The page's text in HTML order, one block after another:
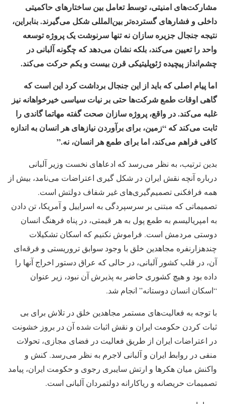
مشارکت‌های امنیتی، توسط تعامل بین ساختارهای حاکمیتی
داخلی و فشارهای گسترده‌تر بین‌المللی شکل می‌گیرند. بنابراین،
نتیجه جنجال جزیره سازان نه تنها سرنوشت یک پروژه توسعه
واحد را تعیین می‌کند، بلکه نشان می‌دهد که چگونه آلبانی در
چشم‌انداز پیچیده ژئوپلیتیکی قرن بیست و یکم حرکت می‌کند.
اما پیام اصلی که باید از این جنجال برداشت کرد این است که
گاهی اوقات طمع شرکت‌ها حتی بر نیات سیاسی خیرخواهانه نیز
غلبه می‌کند. در واقع، پروژه سازان صحت گفته مهاتما گاندی را
ثابت می‌کند که “زمین، برای برآوردن نیازهای هر انسان به اندازه
کافی فراهم می‌کند، اما برای طمع هر انسان، نه.”
بدین ترتیب، به نظر می‌رسد که ادعاهای نخست وزیر آلبانی
درباره آنچه نقش ایران در شکل گیری اعتراضات می‌نامد، بیش از
همه فرافکنی تصمیم‌گیری‌های غیر شفاف دولتش است.
تصمیماتی که مبتنی بر سرسپردگی به اسراییل و آمریکا، تن دادن
به امپریالیسم به طمع پول به هر قیمتی، در پناه فرهنگ انسان
دوستی مردمش است. فراموش نکنیم که اسکان تشکیلات
چندهزارنفره مجاهدین خلق با وجود سوابق تروریستی و فرقه‌ای
آن، در قلب کشور آلبانی، در حالی که عراق دستور اخراج آنها را
داده بود و هیچ کشوری حاضر به پذیرش آن نبود، زیر عنوان
“اسکان انسان دوستانه” انجام شد.
با توجه به فعالیت‌های مستمر مجاهدین خلق در تلاش برای بی
ثبات کردن حکومت ایران و نقش اثبات شده آن در بروز خشونت
در اعتراضات ایران از طریق فعالیت در فضای مجازی، تحولات
منفی در روابط ایران و آلبانی لاجرم به نظر می‌رسد. کنش و
واکنش میان هکرها و ارتش سایبری رجوی و حکومت ایران، پیامد
تصمیمات حریصانه و ریاکارانه دولتمردان آلبانی است.